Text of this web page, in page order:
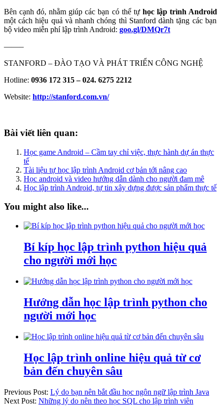
Bên cạnh đó, nhằm giúp các bạn có thể tự học lập trình Android
một cách hiệu quả và nhanh chóng thì Stanford dành tặng các bạn
bộ video miễn phí lập trình Android: goo.gl/DMQr7t
——–
STANFORD – ĐÀO TẠO VÀ PHÁT TRIỂN CÔNG NGHỆ
Hotline: 0936 172 315 – 024. 6275 2212
Website: http://stanford.com.vn/
Bài viết liên quan:
Học game Android – Cầm tay chỉ việc, thực hành dự án thực
tế
Tài liệu tự học lập trình Android cơ bản tới nâng cao
Học android và video hướng dẫn dành cho người đam mê
Học lập trình Android, tự tin xây dựng được sản phẩm thực tế
You might also like...
Bí kíp học lập trình python hiệu quả
cho người mới học
Hướng dẫn học lập trình python cho
người mới học
Học lập trình online hiệu quả từ cơ
bản đến chuyên sâu
Previous Post: Lý do bạn nên bắt đầu học ngôn ngữ lập trình Java
Next Post: Những lý do nên theo học SQL cho lập trình viên